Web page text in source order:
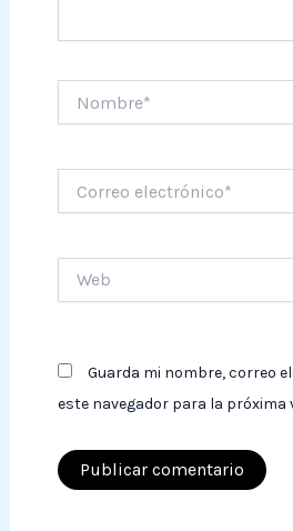
electrónico*
Guarda mi nombre, correo
este navegador para la próxima